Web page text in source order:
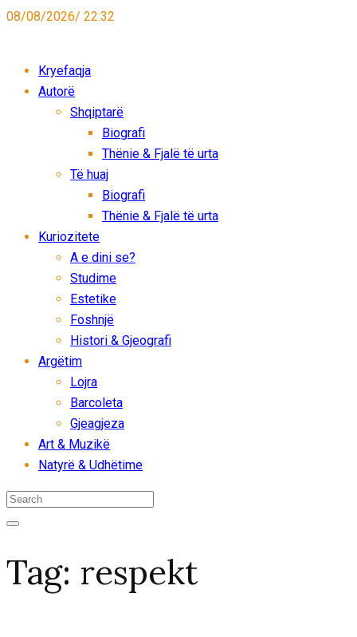
08/08/2026/ 22:32
Kryefaqja
Autorë
Shqiptarë
Biografi
Thënie & Fjalë të urta
Të huaj
Biografi
Thënie & Fjalë të urta
Kuriozitete
A e dini se?
Studime
Estetike
Foshnjë
Histori & Gjeografi
Argëtim
Lojra
Barcoleta
Gjeagjeza
Art & Muzikë
Natyrë & Udhëtime
Tag: respekt